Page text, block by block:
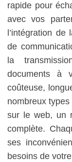
rapide pour
avec vos
l’intégration
de
la
documents à
coûteuse,
nombreux types
sur le web, un
complète.
ses
besoins de